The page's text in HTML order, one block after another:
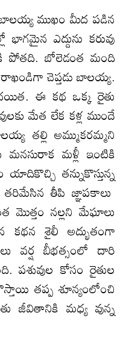
ముఖం మీద పడిన
ఎద్దును కరువు
పోతది. బోలెడంత మంది
చెప్తడు బాలయ్య.
ఈ కథ ఒక్క రైతు
మేత లేక కళ్ల ముందే
తల్లి అమ్ముకరమ్మని
మనసురాక మళ్లీ ఇంటికి
తన్నుకొస్తున్న
తరిమేసిన తీపి జ్ఞాపకాలు
మొత్తం నల్లని మేఘాలు
కథన శైలీ అద్భుతంగా
వర్ష బీభత్సంలో దారి
పశువుల కోసం రైతుల
తప్ప శూన్యంలోంచి
జీవితానికి మధ్య వున్న